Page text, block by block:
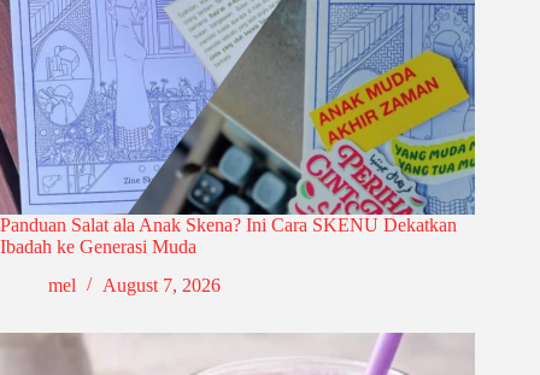
Panduan Salat ala Anak Skena? Ini Cara SKENU Dekatkan
Ibadah ke Generasi Muda
mel
August 7, 2026